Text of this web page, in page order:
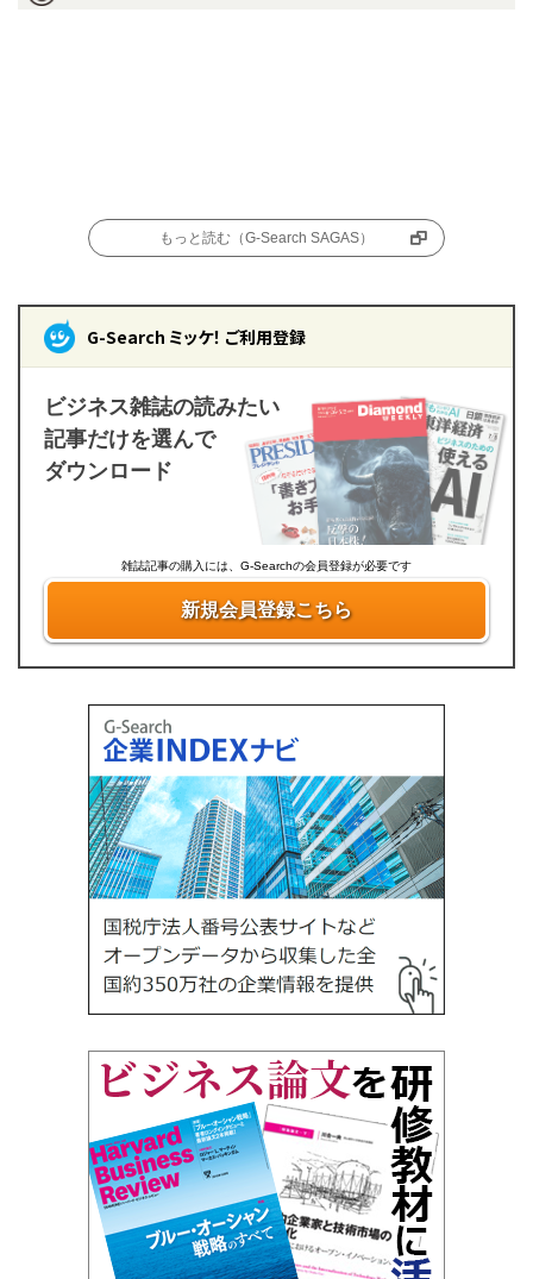
もっと読む（G-Search SAGAS）
G-Search ミッケ！ ご利用登録
ビジネス雑誌の読みたい
記事だけを選んで
ダウンロード
雑誌記事の購入には、G-Searchの会員登録が必要です
新規会員登録こちら